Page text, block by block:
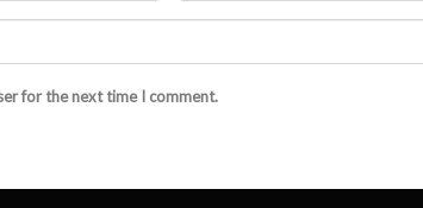
for the next time I comment.